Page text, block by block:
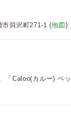
市貝沢町271-1 (地図 )
「Caloo(カルー) ペ